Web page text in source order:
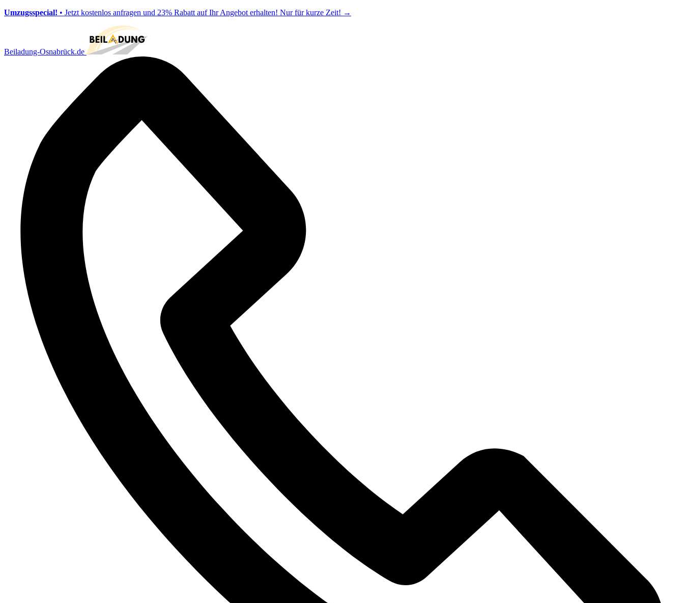
Umzugsspecial! • Jetzt kostenlos anfragen und 23% Rabatt auf Ihr Angebot erhalten! Nur für kurze Zeit! →
Beiladung-Osnabrück.de